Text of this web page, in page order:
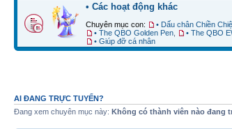
• Các hoạt động khác
Chuyên mục con: • Dấu chân Chiền
• The QBO Golden Pen
• The QBO
• Giúp đỡ cá nhân
AI ĐANG TRỰC TUYẾN?
Đang xem chuyên mục này: Không có thành viên nào đang